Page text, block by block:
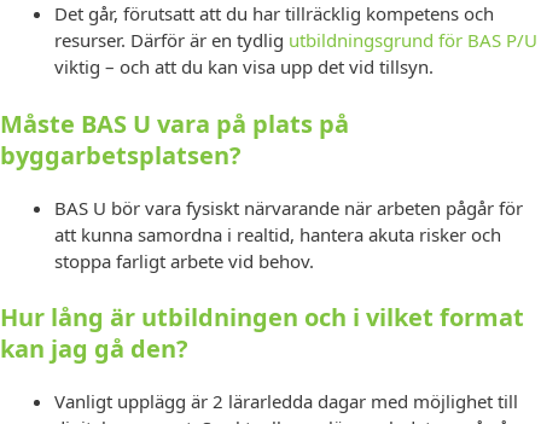
Det går, förutsatt att du har tillräcklig kompetens och
resurser. Därför är en tydlig utbildningsgrund för BAS P/U
viktig – och att du kan visa upp det vid tillsyn.
Måste BAS U vara på plats på
byggarbetsplatsen?
BAS U bör vara fysiskt närvarande när arbeten pågår för
att kunna samordna i realtid, hantera akuta risker och
stoppa farligt arbete vid behov.
Hur lång är utbildningen och i vilket format
kan jag gå den?
Vanligt upplägg är 2 lärarledda dagar med möjlighet till